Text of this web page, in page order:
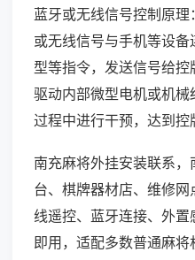
蓝牙或无线信号控制原
或无线信号与手机等设
型等指令，发送信号给
驱动内部微型电机或机
过程中进行干预，达到控
南充麻将外挂安装联系
台、棋牌器材店、维修
线遥控、蓝牙连接、外
即用，适配多数普通麻将